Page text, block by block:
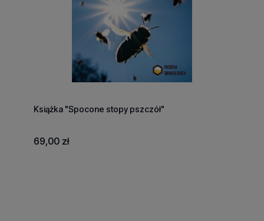
Książka "Spocone stopy pszczół"
69,00 zł